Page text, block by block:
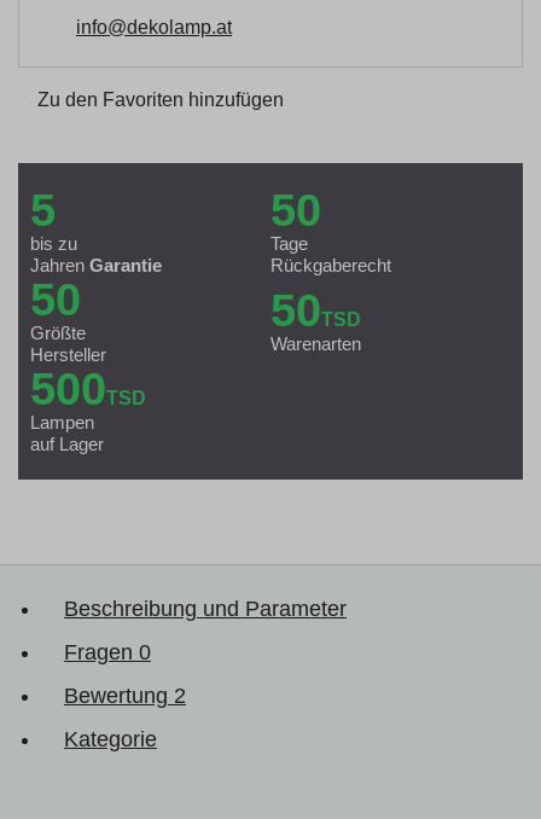
info@dekolamp.at
Zu den Favoriten hinzufügen
5
bis zu
Jahren Garantie
50
Tage
Rückgaberecht
50
Größte
Hersteller
50TSD
Warenarten
500TSD
Lampen
auf Lager
Beschreibung und Parameter
Fragen 0
Bewertung 2
Kategorie